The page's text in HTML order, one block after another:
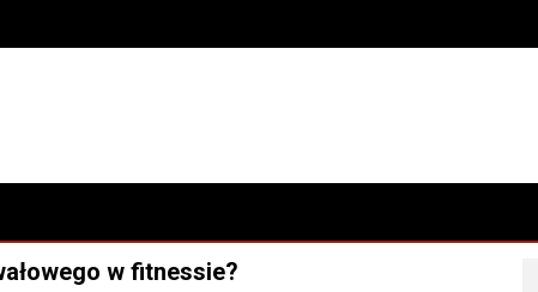
wybrać do bezpiecznego transportu i prezentacji produktów?
w fitnessie?